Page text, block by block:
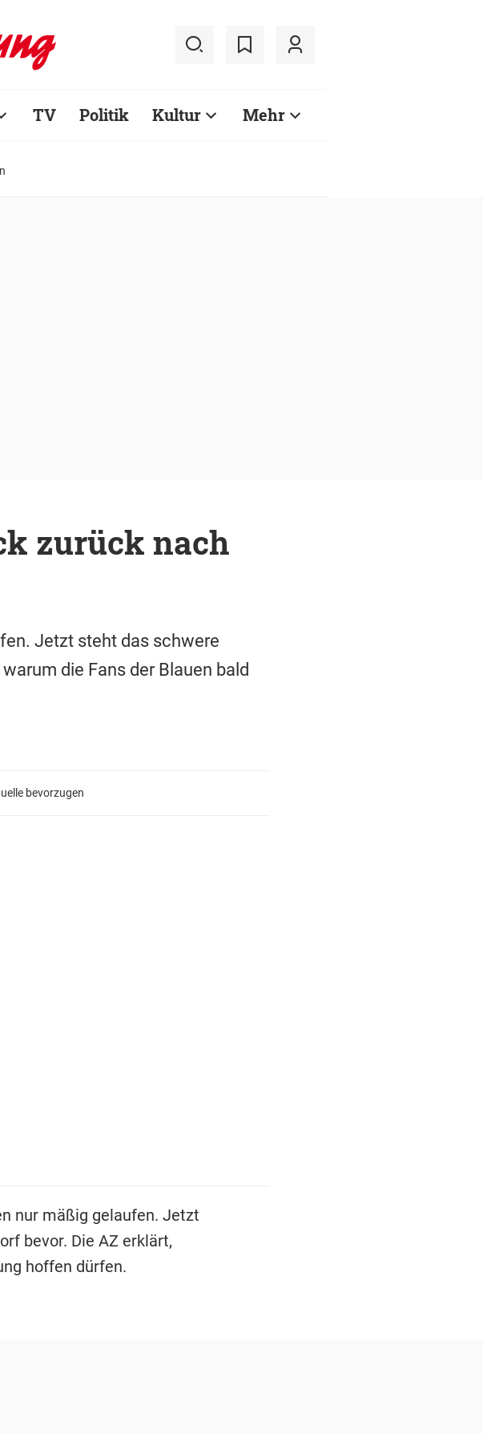
TV Politik Kultur Mehr
zurück nach
Jetzt steht das schwere
die Fans der Blauen bald
bevorzugen
nur mäßig gelaufen. Jetzt
bevor. Die AZ erklärt,
hoffen dürfen.